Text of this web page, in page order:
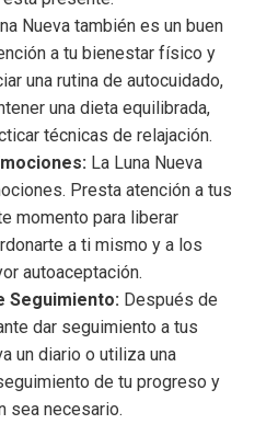
Nueva también es un buen
a tu bienestar físico y
una rutina de autocuidado,
una dieta equilibrada,
técnicas de relajación.
La Luna Nueva
Presta atención a tus
momento para liberar
a ti mismo y a los
autoaceptación.
Seguimiento: Después de
dar seguimiento a tus
un diario o utiliza una
de tu progreso y
sea necesario.